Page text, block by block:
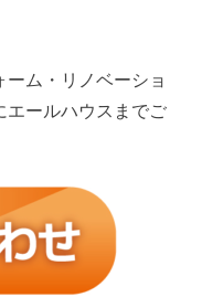
ム・リノベーショ
エールハウスまでご